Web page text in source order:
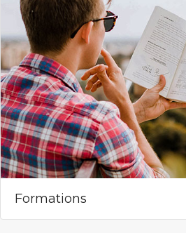
Formations